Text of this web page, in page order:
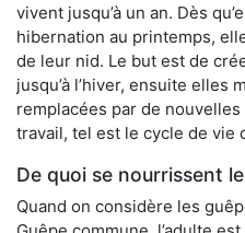
vivent jusqu’à un an. Dès
hibernation au printemps,
de leur nid. Le but est de
jusqu’à l’hiver, ensuite elles
remplacées par de
travail, tel est le cycle de vie
De quoi se nourrissent
Quand on considère les